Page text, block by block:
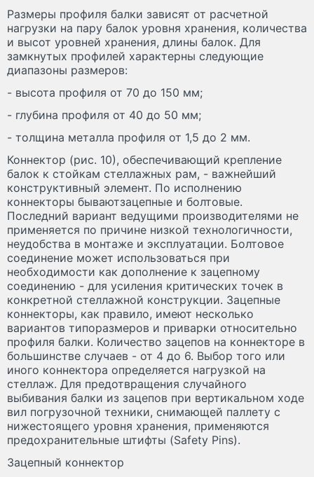
Размеры профиля балки зависят от расчетной
нагрузки на пару балок уровня хранения, количества
и высот уровней хранения, длины балок. Для
замкнутых профилей характерны следующие
диапазоны размеров:
- высота профиля от 70 до 150 мм;
- глубина профиля от 40 до 50 мм;
- толщина металла профиля от 1,5 до 2 мм.
Коннектор (рис. 10), обеспечивающий крепление
балок к стойкам стеллажных рам, - важнейший
конструктивный элемент. По исполнению
коннекторы бываютзацепные и болтовые.
Последний вариант ведущими производителями не
применяется по причине низкой технологичности,
неудобства в монтаже и эксплуатации. Болтовое
соединение может использоваться при
необходимости как дополнение к зацепному
соединению - для усиления критических точек в
конкретной стеллажной конструкции. Зацепные
коннекторы, как правило, имеют несколько
вариантов типоразмеров и приварки относительно
профиля балки. Количество зацепов на коннекторе в
большинстве случаев - от 4 до 6. Выбор того или
иного коннектора определяется нагрузкой на
стеллаж. Для предотвращения случайного
выбивания балки из зацепов при вертикальном ходе
вил погрузочной техники, снимающей паллету с
нижестоящего уровня хранения, применяются
предохранительные штифты (Safety Pins).
Зацепный коннектор